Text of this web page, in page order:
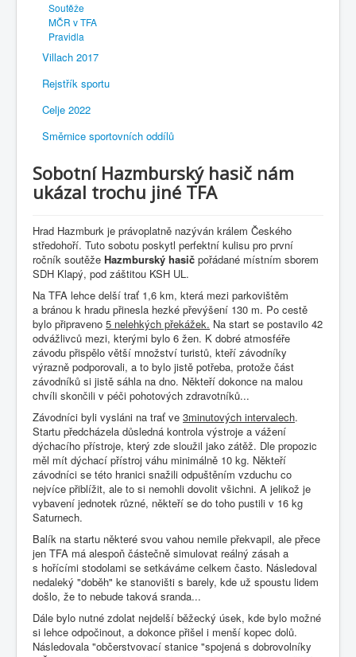
Soutěže
MČR v TFA
Pravidla
Villach 2017
Rejstřík sportu
Celje 2022
Směrnice sportovních oddílů
Sobotní Hazmburský hasič nám
ukázal trochu jiné TFA
Hrad Hazmburk je právoplatně nazýván králem Českého
středohoří. Tuto sobotu poskytl perfektní kulisu pro první
ročník soutěže Hazmburský hasič pořádané místním sborem
SDH Klapý, pod záštitou KSH UL.
Na TFA lehce delší trať 1,6 km, která mezi parkovištěm
a bránou k hradu přinesla hezké převýšení 130 m. Po cestě
bylo připraveno 5 nelehkých překážek. Na start se postavilo 42
odvážlivců mezi, kterými bylo 6 žen. K dobré atmosféře
závodu přispělo větší množství turistů, kteří závodníky
výrazně podporovali, a to bylo jistě potřeba, protože část
závodníků si jistě sáhla na dno. Někteří dokonce na malou
chvíli skončili v péči pohotových zdravotníků...
Závodníci byli vysláni na trať ve 3minutových intervalech.
Startu předcházela důsledná kontrola výstroje a vážení
dýchacího přístroje, který zde sloužil jako zátěž. Dle propozic
měl mít dýchací přístroj váhu minimálně 10 kg. Někteří
závodníci se této hranici snažili odpuštěním vzduchu co
nejvíce přiblížit, ale to si nemohli dovolit všichni. A jelikož je
vybavení jednotek různé, někteří se do toho pustili v 16 kg
Saturnech.
Balík na startu některé svou vahou nemile překvapil, ale přece
jen TFA má alespoň částečně simulovat reálný zásah a
s hořícími stodolami se setkáváme celkem často. Následoval
nedaleký "doběh" ke stanovišti s barely, kde už spoustu lidem
došlo, že to nebude taková sranda...
Dále bylo nutné zdolat nejdelší běžecký úsek, kde bylo možné
si lehce odpočinout, a dokonce přišel i menší kopec dolů.
Následovala "občerstvovací stanice "spojená s dobrovolníky